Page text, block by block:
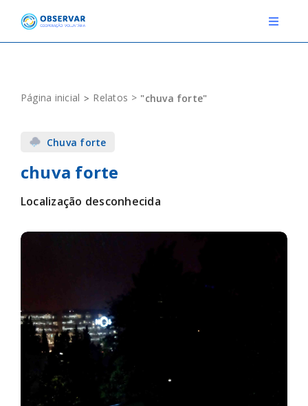
content
Toggle
EVENTOS
DEFINIÇÕES
F.A.Q.
Página inicial Relatos "chuva forte"
Chuva forte
chuva forte
Localização desconhecida